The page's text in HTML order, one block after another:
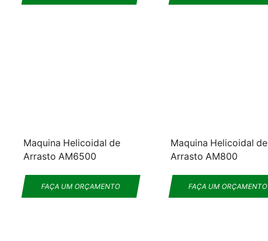
Maquina Helicoidal de
Arrasto AM6500
FAÇA UM ORÇAMENTO
Maquina Helicoidal de
Arrasto AM800
FAÇA UM ORÇAMENTO